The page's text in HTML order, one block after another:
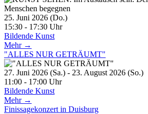
25. Juni 2026 (Do.)
15:30 - 17:30 Uhr
Bildende Kunst
Mehr →
"ALLES NUR GETRÄUMT"
27. Juni 2026 (Sa.) - 23. August 2026 (So.)
11:00 - 17:00 Uhr
Bildende Kunst
Mehr →
Finissagekonzert in Duisburg